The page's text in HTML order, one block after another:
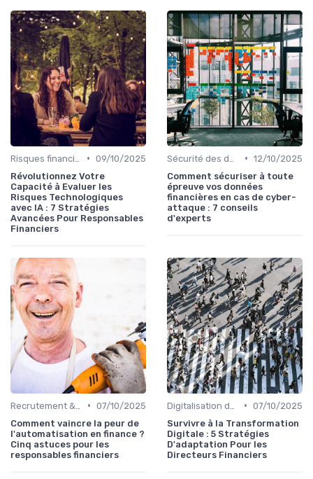
• 09/10/2025
Révolutionnez Votre
Capacité à Evaluer les
Risques Technologiques
avec IA : 7 Stratégies
Avancées Pour Responsables
Financiers
• 12/10/2025
Comment sécuriser à toute
épreuve vos données
financières en cas de cyber-
attaque : 7 conseils
d'experts
• 07/10/2025
Comment vaincre la peur de
l'automatisation en finance ?
Cinq astuces pour les
responsables financiers
• 07/10/2025
Survivre à la Transformation
Digitale : 5 Stratégies
D'adaptation Pour les
Directeurs Financiers